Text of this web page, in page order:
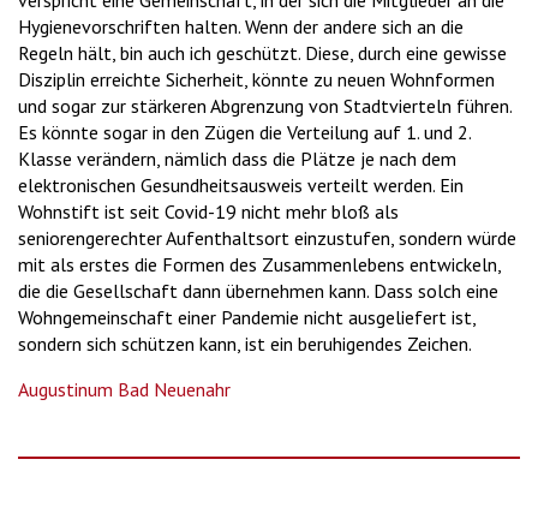
Hygienevorschriften halten. Wenn der andere sich an die
Regeln hält, bin auch ich geschützt. Diese, durch eine gewisse
Disziplin erreichte Sicherheit, könnte zu neuen Wohnformen
und sogar zur stärkeren Abgrenzung von Stadtvierteln führen.
Es könnte sogar in den Zügen die Verteilung auf 1. und 2.
Klasse verändern, nämlich dass die Plätze je nach dem
elektronischen Gesundheitsausweis verteilt werden. Ein
Wohnstift ist seit Covid-19 nicht mehr bloß als
seniorengerechter Aufenthaltsort einzustufen, sondern würde
mit als erstes die Formen des Zusammenlebens entwickeln,
die die Gesellschaft dann übernehmen kann. Dass solch eine
Wohngemeinschaft einer Pandemie nicht ausgeliefert ist,
sondern sich schützen kann, ist ein beruhigendes Zeichen.
Augustinum Bad Neuenahr